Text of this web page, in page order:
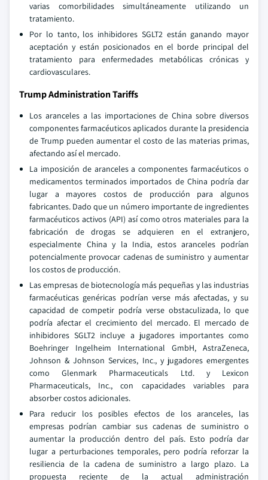
varias comorbilidades simultáneamente utilizando un
tratamiento.
Por lo tanto, los inhibidores SGLT2 están ganando mayor
aceptación y están posicionados en el borde principal del
tratamiento para enfermedades metabólicas crónicas y
cardiovasculares.
Trump Administration Tariffs
Los aranceles a las importaciones de China sobre diversos
componentes farmacéuticos aplicados durante la presidencia
de Trump pueden aumentar el costo de las materias primas,
afectando así el mercado.
La imposición de aranceles a componentes farmacéuticos o
medicamentos terminados importados de China podría dar
lugar a mayores costos de producción para algunos
fabricantes. Dado que un número importante de ingredientes
farmacéuticos activos (API) así como otros materiales para la
fabricación de drogas se adquieren en el extranjero,
especialmente China y la India, estos aranceles podrían
potencialmente provocar cadenas de suministro y aumentar
los costos de producción.
Las empresas de biotecnología más pequeñas y las industrias
farmacéuticas genéricas podrían verse más afectadas, y su
capacidad de competir podría verse obstaculizada, lo que
podría afectar el crecimiento del mercado. El mercado de
inhibidores SGLT2 incluye a jugadores importantes como
Boehringer Ingelheim International GmbH, AstraZeneca,
Johnson & Johnson Services, Inc., y jugadores emergentes
como Glenmark Pharmaceuticals Ltd. y Lexicon
Pharmaceuticals, Inc., con capacidades variables para
absorber costos adicionales.
Para reducir los posibles efectos de los aranceles, las
empresas podrían cambiar sus cadenas de suministro o
aumentar la producción dentro del país. Esto podría dar
lugar a perturbaciones temporales, pero podría reforzar la
resiliencia de la cadena de suministro a largo plazo. La
propuesta reciente de la actual administración